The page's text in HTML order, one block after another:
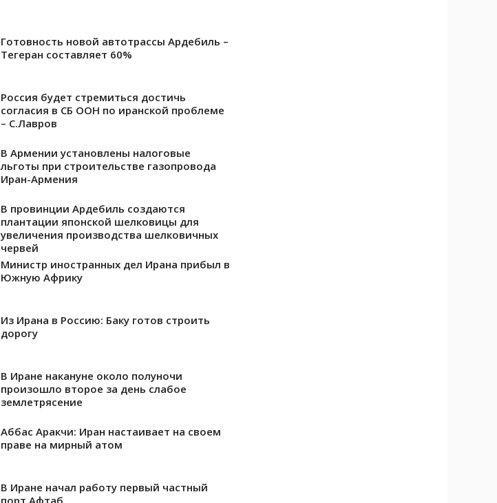
Готовность новой автотрассы Ардебиль –
Тегеран составляет 60%
Россия будет стремиться достичь
согласия в СБ ООН по иранской проблеме
– С.Лавров
В Армении установлены налоговые
льготы при строительстве газопровода
Иран-Армения
В провинции Ардебиль создаются
плантации японской шелковицы для
увеличения производства шелковичных
червей
Министр иностранных дел Ирана прибыл в
Южную Африку
Из Ирана в Россию: Баку готов строить
дорогу
В Иране накануне около полуночи
произошло второе за день слабое
землетрясение
Аббас Аракчи: Иран настаивает на своем
праве на мирный атом
В Иране начал работу первый частный
порт Афтаб